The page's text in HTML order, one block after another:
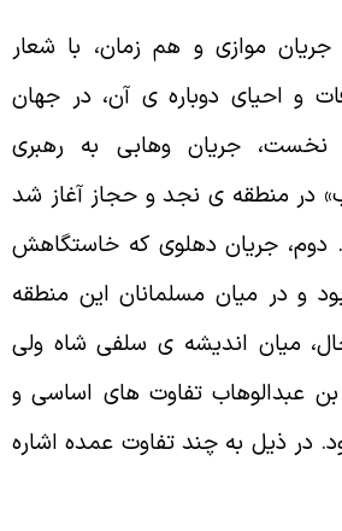
موازی و هم زمان، با شعار
و احیای دوباره ی آن، در جهان
جریان وهابی به رهبری
در منطقه ی نجد و حجاز آغاز شد
جریان دهلوی که خاستگاهش
و در میان مسلمانان این منطقه
میان اندیشه ی سلفی شاه ولی
عبدالوهاب تفاوت های اساسی و
در ذیل به چند تفاوت عمده اشاره